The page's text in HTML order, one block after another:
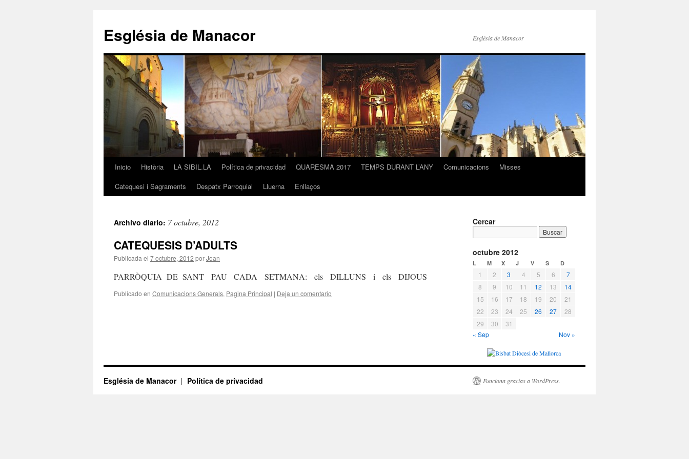
contenido
Església de Manacor Església de Manacor
Inicio Història LA SIBIL.LA Política de privacidad QUARESMA 2017 TEMPS DURANT L’ANY Comunicacions
Misses
Catequesi i Sagraments
Despatx Parroquial Lluerna Enllaços
Archivo diario: 7 octubre, 2012
CATEQUESIS D’ADULTS
Publicada el 7 octubre, 2012 porJoan
PARRÒQUIA DE SANT PAU CADA SETMANA: els DILLUNS i els DIJOUS
Publicado en Comunicacions Generals, Pagina Principal | Deja un comentario
Cercar
octubre 2012
L M X J V S D
1 2 3 4 5 6
7
8
9 10 11 12 13
14
15
16 17 18 19 20
21
22
23 24 25 26 27
28
29
30
31
« Sep
Nov »
Església de Manacor Política de privacidad Funciona gracias a WordPress.